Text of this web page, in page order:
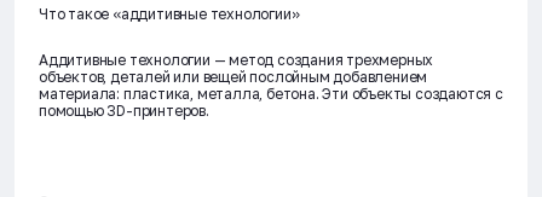
Что такое «аддитивные технологии»
Аддитивные технологии — метод создания трехмерных
объектов, деталей или вещей послойным добавлением
материала: пластика, металла, бетона. Эти объекты создаются с
помощью 3D-принтеров.